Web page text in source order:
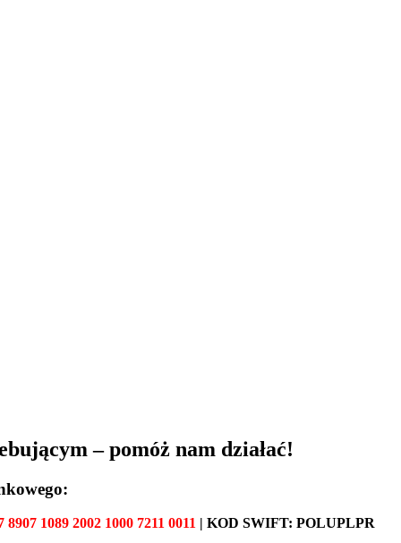
– pomóż nam działać!
8907 1089 2002 1000 7211 0011 | KOD SWIFT: POLUPLPR